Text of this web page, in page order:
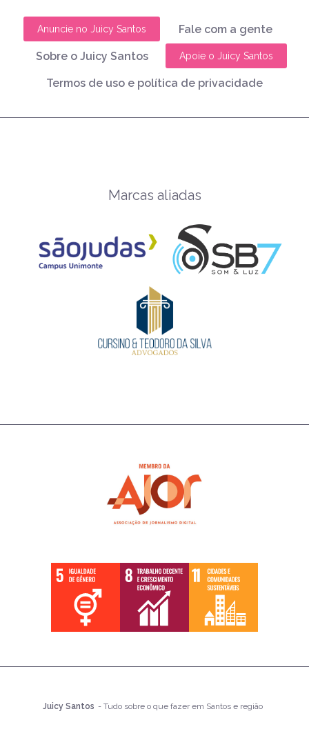
Anuncie no Juicy Santos Fale com a gente
Sobre o Juicy Santos Apoie o Juicy Santos
Termos de uso e política de privacidade
Marcas aliadas
Juicy Santos - Tudo sobre o que fazer em Santos e região